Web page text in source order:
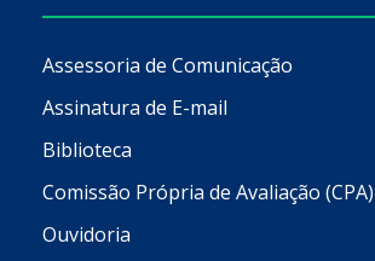
Assessoria de Comunicação
Assinatura de E-mail
Biblioteca
Comissão Própria de Avaliação (CPA)
Ouvidoria